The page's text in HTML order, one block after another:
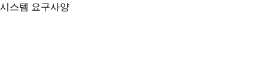
시스템 요구사양